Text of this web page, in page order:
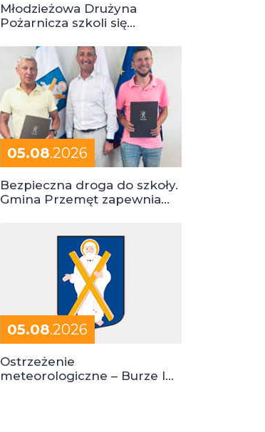
Młodzieżowa Drużyna
Pożarnicza szkoli się
05.08.2026
Bezpieczna droga do szkoły.
Gmina Przemęt zapewnia
05.08.2026
Ostrzeżenie
meteorologiczne – Burze I